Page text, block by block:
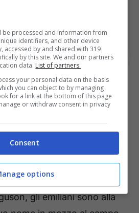
del Torino di Baroni per
OneFootball). Bologna Sport
i vantaggi del
di Asllani
di Marzio, il Torino sarebbe
giocatore che è
Casteldebole.
potrebbe preparare un
Soprattutto dopo
gli emiliani sono alla
be processed and information from
identifiers, and other device
accessed by and shared with 319
by this site. We and our partners
data. List of partners.
your personal data on the basis
you can object to by managing
for a link at the bottom of this page
or withdraw consent in privacy
Consent
options